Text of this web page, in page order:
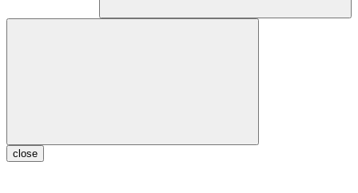
close